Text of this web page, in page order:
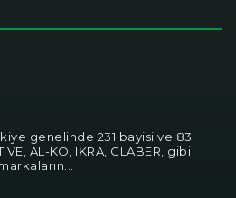
genelinde 231 bayisi ve 83
AL-KO, IKRA, CLABER, gibi